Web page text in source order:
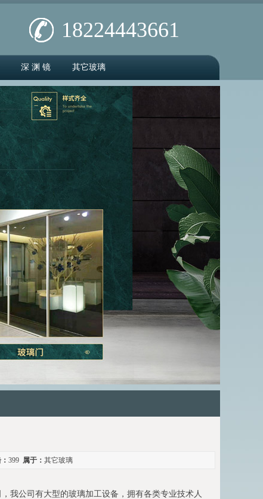
18224443661
深 渊 镜 其它玻璃
399 属于： 其它玻璃
我公司有大型的玻璃加工设备，拥有各类专业技术人